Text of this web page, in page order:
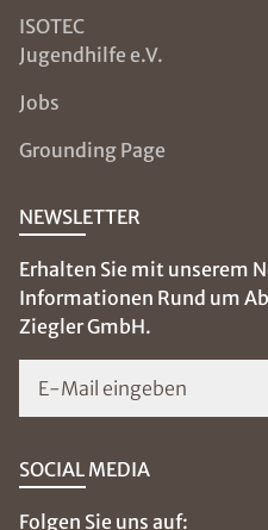
ISOTEC
Jugendhilfe e.V.
Jobs
Grounding Page
NEWSLETTER
Erhalten Sie mit unserem
Informationen Rund um
Ziegler GmbH.
E-Mail eingeben
SOCIAL MEDIA
Folgen Sie uns auf: